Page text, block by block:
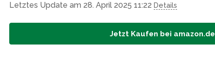
Letztes Update am 28. April 2025 11:22 Details
Jetzt Kaufen bei amazon.de